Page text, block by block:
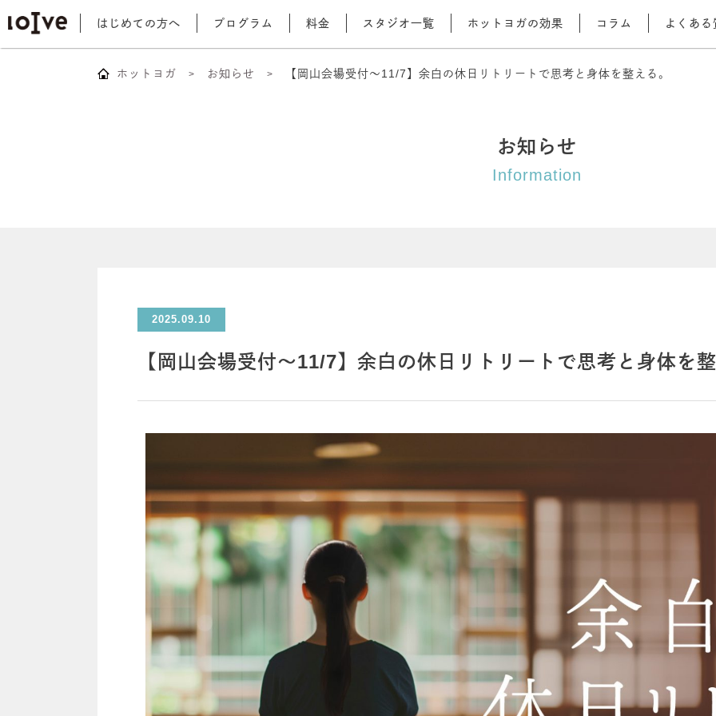
はじめての方へ プログラム 料金 スタジオ一覧 ホットヨガの効果 コラム よくある
ホットヨガ お知らせ 【岡山会場受付～11/7】余白の休日リトリートで思考と身体を整える。
お知らせ
Information
2025.09.10
【岡山会場受付～11/7】余白の休日リトリートで思考と身体を